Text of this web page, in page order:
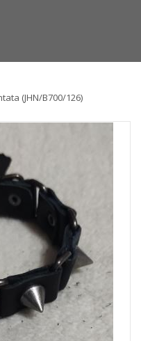
(JHN/B700/126)